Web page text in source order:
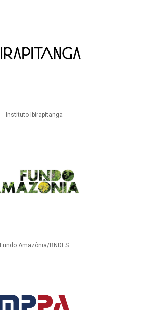
Instituto Ibirapitanga
Fundo Amazônia/BNDES